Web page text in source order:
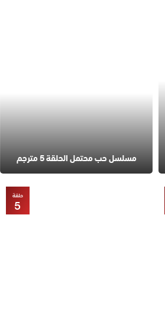
مسلسل حب محتمل الحلقة 5 مترجم
حلقة
5